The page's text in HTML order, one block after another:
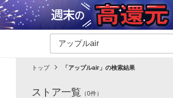
イベント一覧 ショッピング
トップ 「 アップルair 」の検索結果
ストア一覧 （0件）